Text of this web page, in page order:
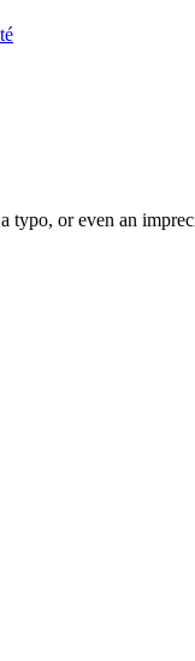
typo, or even an